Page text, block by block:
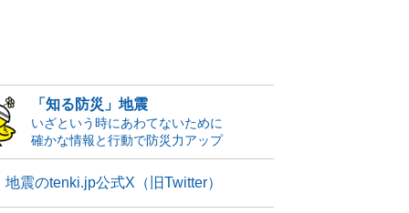
「知る防災」地震
いざという時にあわてないために
確かな情報と行動で防災力アップ
地震のtenki.jp公式X（旧Twitter）